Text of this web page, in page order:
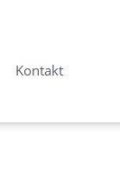
Kontakt